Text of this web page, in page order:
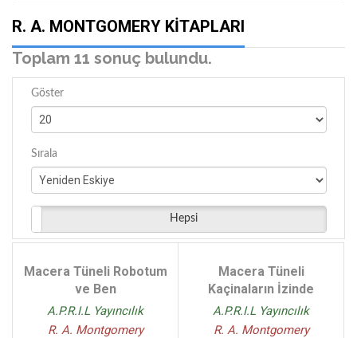
R. A. MONTGOMERY KITAPLARI
Toplam 11 sonuç bulundu.
Göster
Sırala
Hepsi
Macera Tüneli Robotum
ve Ben
A.P.R.I.L Yayıncılık
R. A. Montgomery
Macera Tüneli
Kaçinaların İzinde
A.P.R.I.L Yayıncılık
R. A. Montgomery